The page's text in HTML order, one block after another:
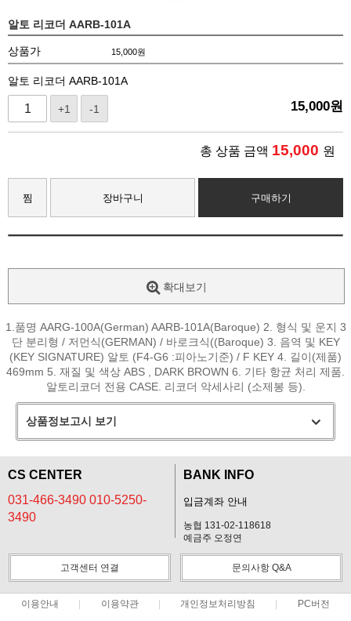
알토 리코더 AARB-101A
상품가 15,000원
알토 리코더 AARB-101A
+1 -1 15,000원
총 상품 금액 15,000 원
찜 장바구니 구매하기
확대보기
1.품명 AARG-100A(German) AARB-101A(Baroque) 2. 형식 및 운지 3
단 분리형 / 저먼식(GERMAN) / 바로크식((Baroque) 3. 음역 및 KEY
(KEY SIGNATURE) 알토 (F4-G6 :피아노기준) / F KEY 4. 길이(제품)
469mm 5. 재질 및 색상 ABS , DARK BROWN 6. 기타 항균 처리 제품.
알토리코더 전용 CASE. 리코더 악세사리 (소제봉 등).
상품정보고시 보기
CS CENTER
031-466-3490 010-5250-
3490
BANK INFO
입금계좌 안내
농협 131-02-118618
예금주 오정연
고객센터 연결 문의사항 Q&A
이용안내 이용약관 개인정보처리방침 PC버전